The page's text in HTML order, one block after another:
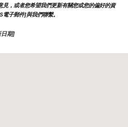
見，或者您希望我們更新有關您或您的偏好的資
子郵件]與我們聯繫。
期]